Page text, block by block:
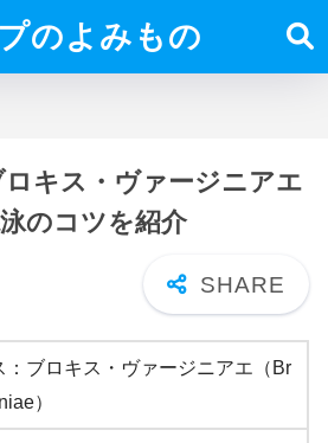
のよみもの
キス・ヴァージニアエ
のコツを紹介
：ブロキス・ヴァージニアエ（Br
）